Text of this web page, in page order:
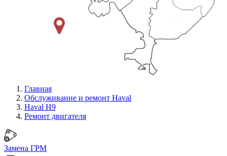
Главная
Обслуживание и ремонт Haval
Haval H9
Ремонт двигателя
Замена ГРМ